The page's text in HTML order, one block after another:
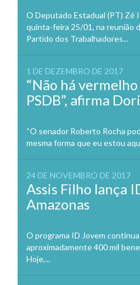
O Deputado Estadual (PT) Zé
quinta-feira 25/01, na reunião
Partido dos Trabalhadores...
1 DE DEZEMBRO DE 2017
“Não há
PSDB”, afirma
“O senador Roberto Rocha
mesma forma que eu estou
24 DE NOVEMBRO DE 2017
Assis Filho lança
Amazonas
O programa ID Jovem
aproximadamente 400 mil
Hoje,...